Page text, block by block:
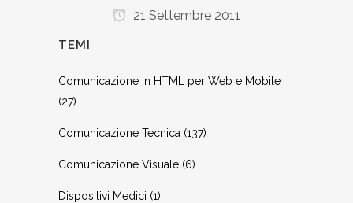
21 Settembre 2011
TEMI
Comunicazione in HTML per Web e Mobile
(27)
Comunicazione Tecnica (137)
Comunicazione Visuale (6)
Dispositivi Medici (1)